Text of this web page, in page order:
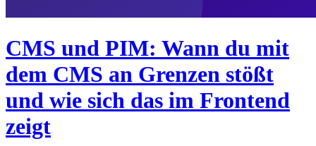
CMS und PIM: Wann du mit
dem CMS an Grenzen stößt
und wie sich das im Frontend
zeigt